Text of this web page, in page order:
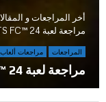
أخر المراجعات و
مراجعة لعبة EA SPORTS FC™ 24
المراجعات مراجعات ألعاب
مراجعة لعبة EA SPORTS FC™ 24